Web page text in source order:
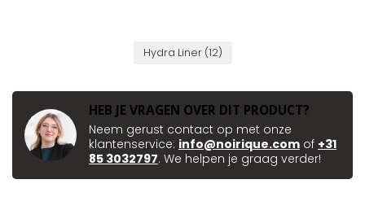
Hydra Liner (12)
HEB JE VRAGEN OVER DIT PRODUCT?
Neem gerust contact op met onze
klantenservice: info@noirique.com of +31
85 3032797. We helpen je graag verder!